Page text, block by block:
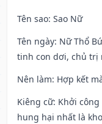
Tên sao: Sao Nữ
Tên ngày: Nữ Thổ
tinh con dơi, chủ trị
Nên làm: Hợp kết
Kiêng cữ: Khởi
hung hại nhất là